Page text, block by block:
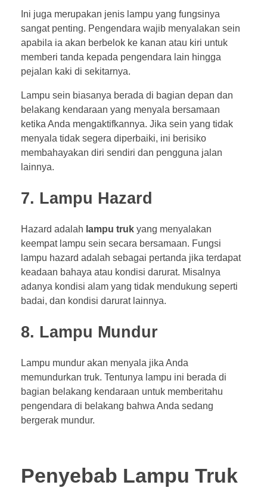
Ini juga merupakan jenis lampu yang fungsinya
sangat penting. Pengendara wajib menyalakan sein
apabila ia akan berbelok ke kanan atau kiri untuk
memberi tanda kepada pengendara lain hingga
pejalan kaki di sekitarnya.
Lampu sein biasanya berada di bagian depan dan
belakang kendaraan yang menyala bersamaan
ketika Anda mengaktifkannya. Jika sein yang tidak
menyala tidak segera diperbaiki, ini berisiko
membahayakan diri sendiri dan pengguna jalan
lainnya.
7. Lampu Hazard
Hazard adalah lampu truk yang menyalakan
keempat lampu sein secara bersamaan. Fungsi
lampu hazard adalah sebagai pertanda jika terdapat
keadaan bahaya atau kondisi darurat. Misalnya
adanya kondisi alam yang tidak mendukung seperti
badai, dan kondisi darurat lainnya.
8. Lampu Mundur
Lampu mundur akan menyala jika Anda
memundurkan truk. Tentunya lampu ini berada di
bagian belakang kendaraan untuk memberitahu
pengendara di belakang bahwa Anda sedang
bergerak mundur.
Penyebab Lampu Truk